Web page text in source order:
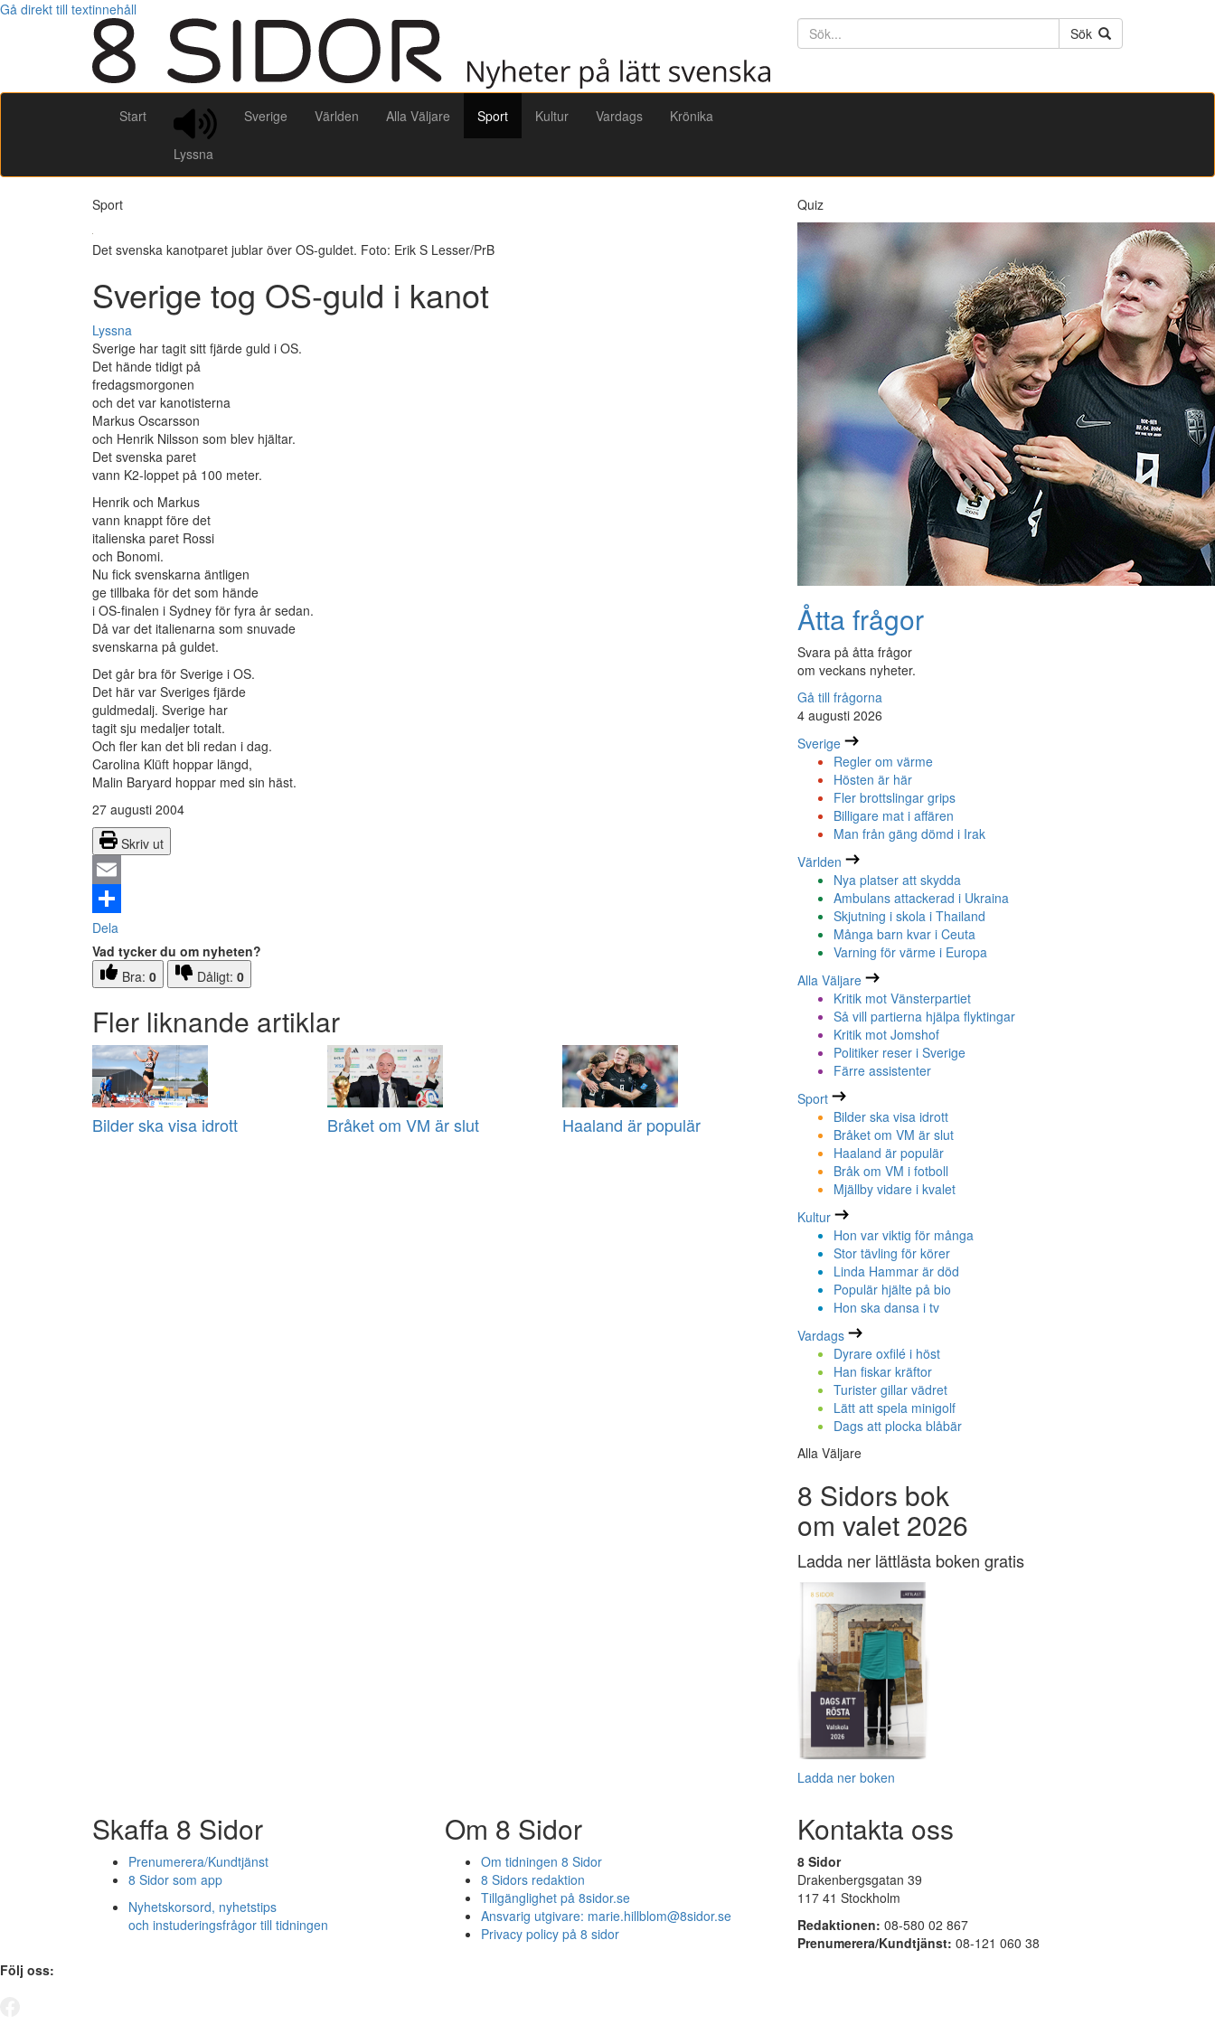
Gå direkt till textinnehåll
Söktext
Sök
Start
Lyssna
Sverige Världen Alla Väljare Sport Kultur Vardags Krönika
Sport
Det svenska kanotparet jublar över OS-guldet. Foto: Erik S Lesser/PrB
Sverige tog OS-guld i kanot
Lyssna
Sverige har tagit sitt fjärde guld i OS.
Det hände tidigt på
fredagsmorgonen
och det var kanotisterna
Markus Oscarsson
och Henrik Nilsson som blev hjältar.
Det svenska paret
vann K2-loppet på 100 meter.
Henrik och Markus
vann knappt före det
italienska paret Rossi
och Bonomi.
Nu fick svenskarna äntligen
ge tillbaka för det som hände
i OS-finalen i Sydney för fyra år sedan.
Då var det italienarna som snuvade
svenskarna på guldet.
Det går bra för Sverige i OS.
Det här var Sveriges fjärde
guldmedalj. Sverige har
tagit sju medaljer totalt.
Och fler kan det bli redan i dag.
Carolina Klüft hoppar längd,
Malin Baryard hoppar med sin häst.
27 augusti 2004
Skriv ut
Email
Dela
Vad tycker du om nyheten?
Bra: 0 Dåligt: 0
Fler liknande artiklar
Bilder ska visa idrott Bråket om VM är slut Haaland är populär
Quiz
Åtta frågor
Svara på åtta frågor
om veckans nyheter.
Gå till frågorna
4 augusti 2026
Sverige
Regler om värme
Hösten är här
Fler brottslingar grips
Billigare mat i affären
Man från gäng dömd i Irak
Världen
Nya platser att skydda
Ambulans attackerad i Ukraina
Skjutning i skola i Thailand
Många barn kvar i Ceuta
Varning för värme i Europa
Alla Väljare
Kritik mot Vänsterpartiet
Så vill partierna hjälpa flyktingar
Kritik mot Jomshof
Politiker reser i Sverige
Färre assistenter
Sport
Bilder ska visa idrott
Bråket om VM är slut
Haaland är populär
Bråk om VM i fotboll
Mjällby vidare i kvalet
Kultur
Hon var viktig för många
Stor tävling för körer
Linda Hammar är död
Populär hjälte på bio
Hon ska dansa i tv
Vardags
Dyrare oxfilé i höst
Han fiskar kräftor
Turister gillar vädret
Lätt att spela minigolf
Dags att plocka blåbär
Alla Väljare
8 Sidors bok
om valet 2026
Ladda ner lättlästa boken gratis
Ladda ner boken
Skaffa 8 Sidor
Prenumerera/Kundtjänst
8 Sidor som app
Nyhetskorsord, nyhetstips
och instuderingsfrågor till tidningen
Om 8 Sidor
Om tidningen 8 Sidor
8 Sidors redaktion
Tillgänglighet på 8sidor.se
Ansvarig utgivare: marie.hillblom@8sidor.se
Privacy policy på 8 sidor
Kontakta oss
8 Sidor
Drakenbergsgatan 39
117 41 Stockholm
Redaktionen: 08-580 02 867
Prenumerera/Kundtjänst: 08-121 060 38
Följ oss: